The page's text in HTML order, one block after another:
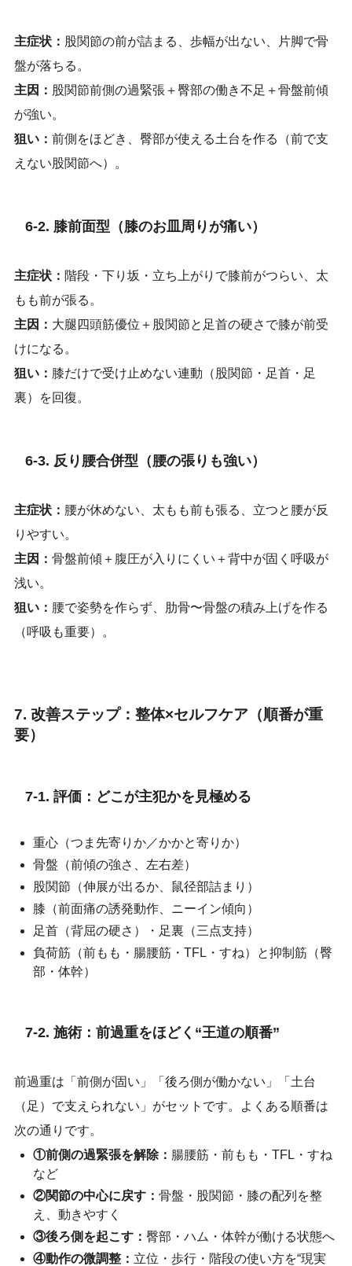
主症状： 股関節の前が詰まる、歩幅が出ない、片脚で骨
盤が落ちる。
主因： 股関節前側の過緊張＋臀部の働き不足＋骨盤前傾
が強い。
狙い： 前側をほどき、臀部が使える土台を作る（前で支
えない股関節へ）。
6-2. 膝前面型（膝のお皿周りが痛い）
主症状： 階段・下り坂・立ち上がりで膝前がつらい、太
もも前が張る。
主因： 大腿四頭筋優位＋股関節と足首の硬さで膝が前受
けになる。
狙い： 膝だけで受け止めない連動（股関節・足首・足
裏）を回復。
6-3. 反り腰合併型（腰の張りも強い）
主症状： 腰が休めない、太もも前も張る、立つと腰が反
りやすい。
主因： 骨盤前傾＋腹圧が入りにくい＋背中が固く呼吸が
浅い。
狙い： 腰で姿勢を作らず、肋骨〜骨盤の積み上げを作る
（呼吸も重要）。
7. 改善ステップ：整体×セルフケア（順番が重
要）
7-1. 評価：どこが主犯かを見極める
重心（つま先寄りか／かかと寄りか）
骨盤（前傾の強さ、左右差）
股関節（伸展が出るか、鼠径部詰まり）
膝（前面痛の誘発動作、ニーイン傾向）
足首（背屈の硬さ）・足裏（三点支持）
負荷筋（前もも・腸腰筋・TFL・すね）と抑制筋（臀
部・体幹）
7-2. 施術：前過重をほどく“王道の順番”
前過重は「前側が固い」「後ろ側が働かない」「土台
（足）で支えられない」がセットです。よくある順番は
次の通りです。
①前側の過緊張を解除： 腸腰筋・前もも・TFL・すね
など
②関節の中心に戻す： 骨盤・股関節・膝の配列を整
え、動きやすく
③後ろ側を起こす： 臀部・ハム・体幹が働ける状態へ
④動作の微調整： 立位・歩行・階段の使い方を“現実